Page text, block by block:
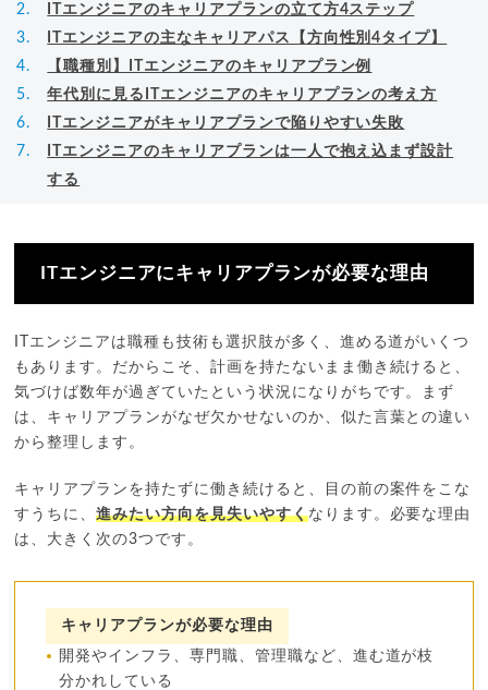
ITエンジニアのキャリアプランの立て方4ステップ
ITエンジニアの主なキャリアパス【方向性別4タイプ】
【職種別】ITエンジニアのキャリアプラン例
年代別に見るITエンジニアのキャリアプランの考え方
ITエンジニアがキャリアプランで陥りやすい失敗
ITエンジニアのキャリアプランは一人で抱え込まず設計
する
ITエンジニアにキャリアプランが必要な理由
ITエンジニアは職種も技術も選択肢が多く、進める道がいくつ
もあります。だからこそ、計画を持たないまま働き続けると、
気づけば数年が過ぎていたという状況になりがちです。まず
は、キャリアプランがなぜ欠かせないのか、似た言葉との違い
から整理します。
キャリアプランを持たずに働き続けると、目の前の案件をこな
すうちに、進みたい方向を見失いやすくなります。必要な理由
は、大きく次の3つです。
キャリアプランが必要な理由
開発やインフラ、専門職、管理職など、進む道が枝
分かれしている